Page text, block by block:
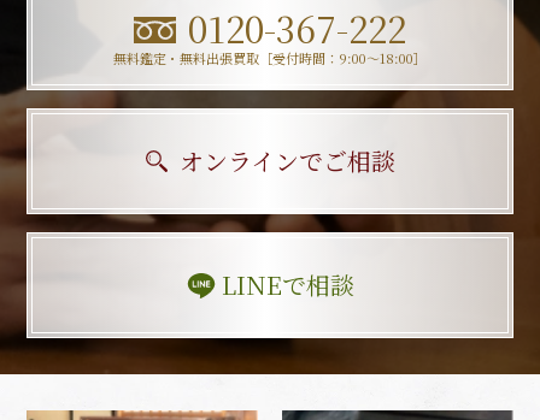
0120-367-222
無料鑑定・無料出張買取［受付時間：9:00〜18:00］
オンラインでご相談
LINEで相談